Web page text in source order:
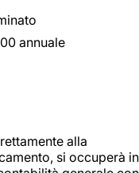
annuale
alla
si occuperà in